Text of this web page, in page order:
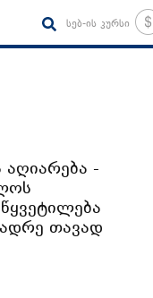
სებ-ის კურსი
-
თავად